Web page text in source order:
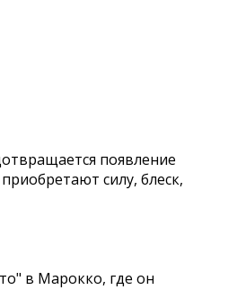
появление
силу, блеск,
в Марокко, где он